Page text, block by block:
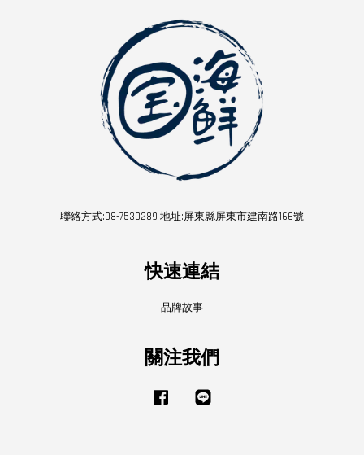
聯絡方式:08-7530289 地址:屏東縣屏東市建南路166號
快速連結
品牌故事
關注我們
Facebook